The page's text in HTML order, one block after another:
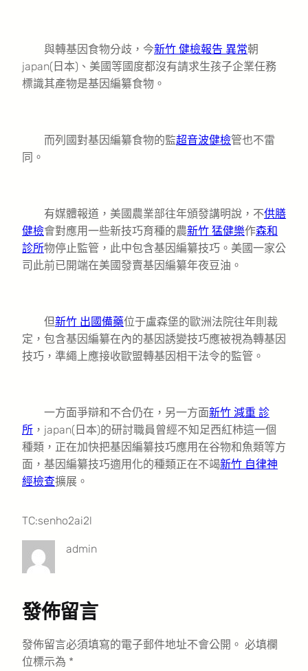
與轉基因食物分歧，今新竹 健檢報告 異常朝
japan(日本)、美國等國度都沒有請求生孩子企業任務
標識其產物是基因編纂食物。
而列國對基因編纂食物的監超音波健檢管也不雷
同。
有媒體報道，美國農業部往年頒發講明說，不供膳
健檢會對應用一些新技巧育種的農新竹 猛健樂作森和
診所物停止監管，此中包含基因編纂技巧。美國一家公
司此前已開端在美國發賣基因編纂年夜豆油。
但新竹 出國備藥位于盧森堡的歐洲法院往年則裁
定，包含基因編纂在內的基因誘變技巧應被視為轉基因
技巧，準繩上應接收歐盟轉基因相干法令的監管。
一方面爭辯和不合仍在，另一方面新竹 減重 診
所 ，japan(日本)的研討職員曾經不知足西紅柿這一個
種類，正在加快把基因編纂技巧應用在谷物和魚類等方
面，基因編纂技巧適用化的種類正在不竭新竹 自律神
經檢查擴展。
TC:senho2ai2l
admin
發佈留言
發佈留言必須填寫的電子郵件地址不會公開。 必填欄
位標示為 *